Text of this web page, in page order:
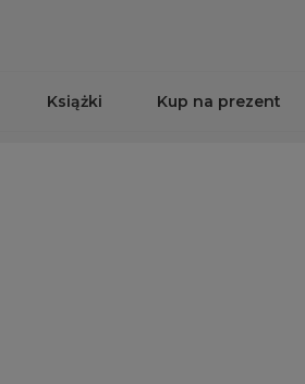
Książki Kup na prezent